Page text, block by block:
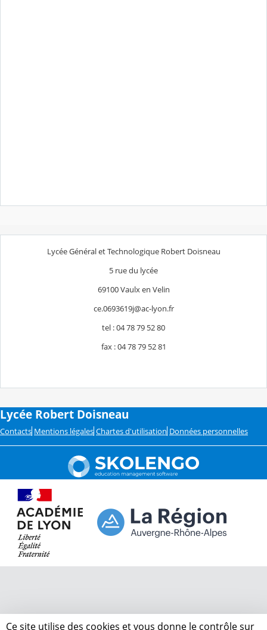
Lycée Général et Technologique Robert Doisneau
5 rue du lycée
69100 Vaulx en Velin
ce.0693619j@ac-lyon.fr
tel : 04 78 79 52 80
fax : 04 78 79 52 81
Lycée Robert Doisneau
Contacts Mentions légales Chartes d'utilisation Données personnelles
Ce site utilise des cookies et vous donne le contrôle sur